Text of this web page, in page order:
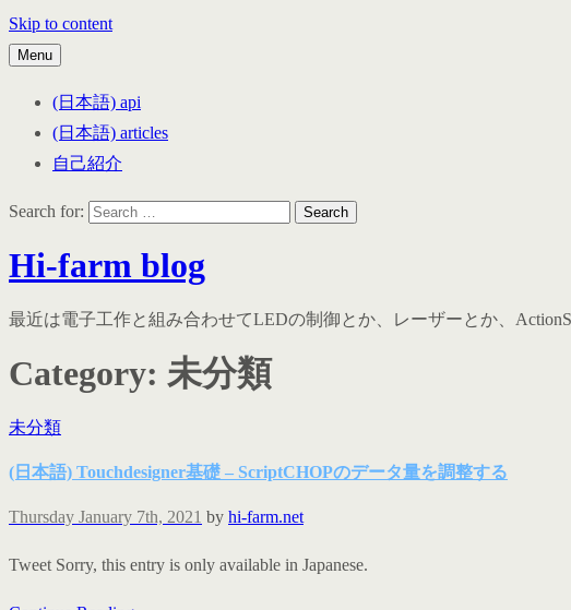
Skip to content
Menu
(日本語) api
(日本語) articles
自己紹介
Search for:
Hi-farm blog
最近は電子工作と組み合わせてLEDの制御とか、レーザーとか、
Category: 未分類
未分類
(日本語) Touchdesigner基礎 – ScriptCHOPのデータ量を調整する
Thursday January 7th, 2021 by hi-farm.net
Tweet Sorry, this entry is only available in Japanese.